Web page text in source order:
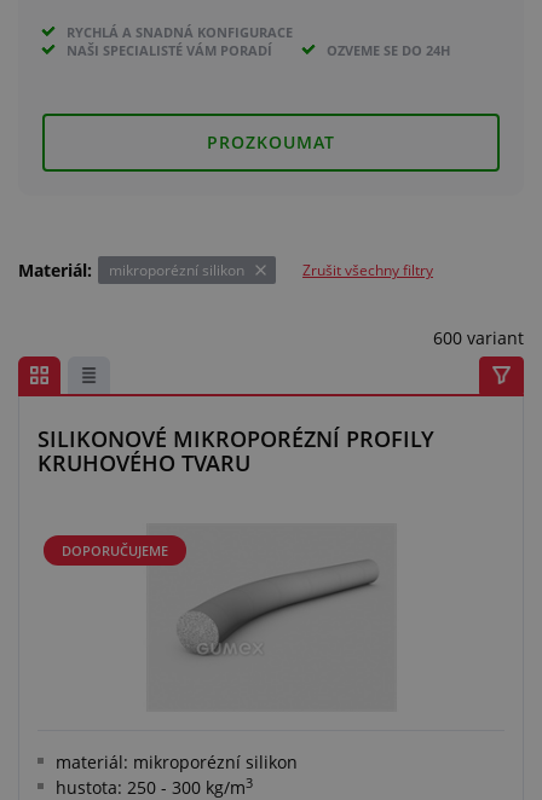
RYCHLÁ A SNADNÁ KONFIGURACE
NAŠI SPECIALISTÉ VÁM PORADÍ
OZVEME SE DO 24H
PROZKOUMAT
Materiál: mikroporézní silikon Zrušit všechny filtry
600 variant
SILIKONOVÉ MIKROPORÉZNÍ PROFILY
KRUHOVÉHO TVARU
DOPORUČUJEME
materiál: mikroporézní silikon
hustota: 250 - 300 kg/m3